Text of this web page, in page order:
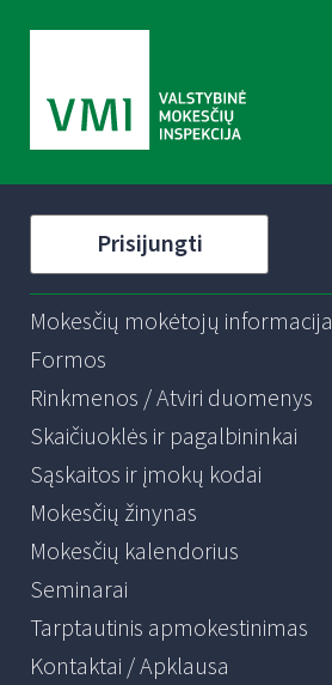
Prisijungti
Mokesčių mokėtojų informacija
Formos
Rinkmenos / Atviri duomenys
Skaičiuoklės ir pagalbininkai
Sąskaitos ir įmokų kodai
Mokesčių žinynas
Mokesčių kalendorius
Seminarai
Tarptautinis apmokestinimas
Kontaktai / Apklausa